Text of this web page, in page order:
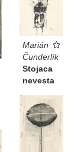
Marián
Čunderlík
Stojaca
nevesta